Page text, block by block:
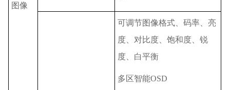
图像
可调节图像格式、码率、亮
度、对比度、饱和度、锐
度、白平衡
多区智能OSD